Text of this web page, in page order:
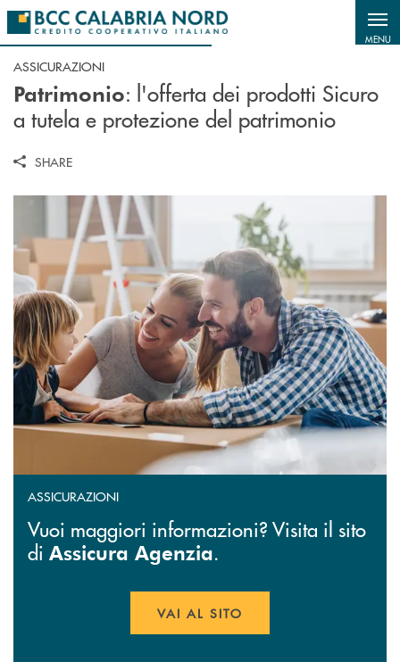
Salta al contenuto principale
MENU
ASSICURAZIONI
Patrimonio: l'offerta dei prodotti Sicuro
a tutela e protezione del patrimonio
SHARE
ASSICURAZIONI
Vuoi maggiori informazioni? Visita il sito
di Assicura Agenzia.
VAI AL SITO